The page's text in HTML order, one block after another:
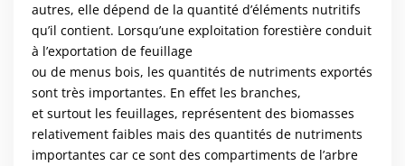
autres, elle dépend de la quantité d’éléments nutritifs
qu’il contient. Lorsqu’une exploitation forestière conduit
à l’exportation de feuillage
ou de menus bois, les quantités de nutriments exportés
sont très importantes. En effet les branches,
et surtout les feuillages, représentent des biomasses
relativement faibles mais des quantités de nutriments
importantes car ce sont des compartiments de l’arbre